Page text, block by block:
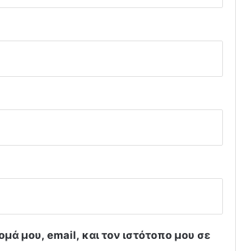
μου, email, και τον ιστότοπο μου σε